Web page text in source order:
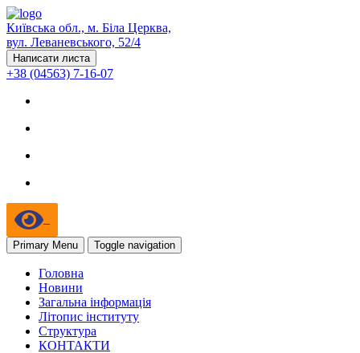
Київська обл., м. Біла Церква,
вул. Леваневського, 52/4
Написати листа
+38 (04563) 7-16-07
Primary Menu Toggle navigation
Головна
Новини
Загальна інформація
Літопис інституту
Структура
КОНТАКТИ